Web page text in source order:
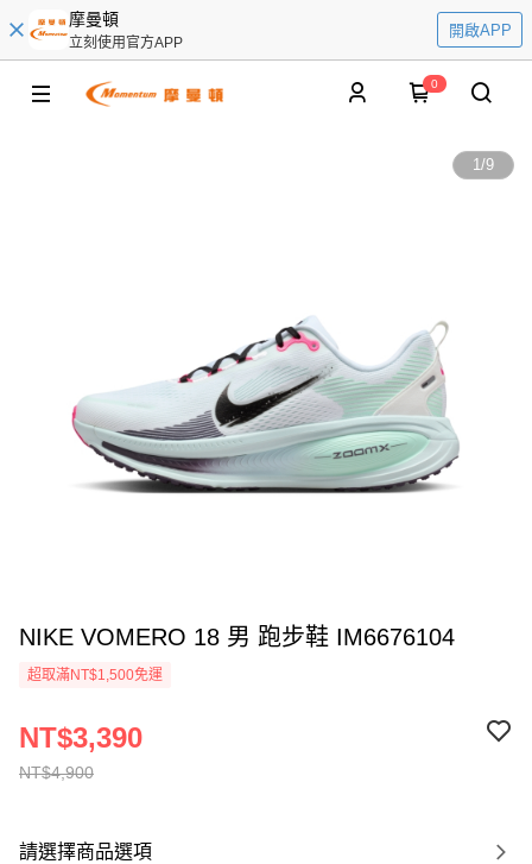
摩曼頓
立刻使用官方APP
開啟APP
0
1/9
NIKE VOMERO 18 男 跑步鞋 IM6676104
超取滿NT$1,500免運
NT$4,900
NT$3,390
請選擇商品選項